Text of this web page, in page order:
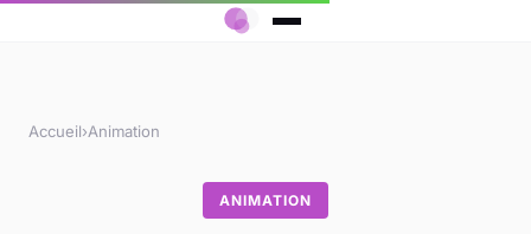
Accueil›Animation
ANIMATION